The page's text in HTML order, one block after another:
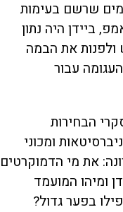
שרשם בעימות
ביידן היה נתון
את הבמה
עבור
הבחירות
ומכוני
את מי הדמוקרטים
ומיהו המועמד
בפער גדול?